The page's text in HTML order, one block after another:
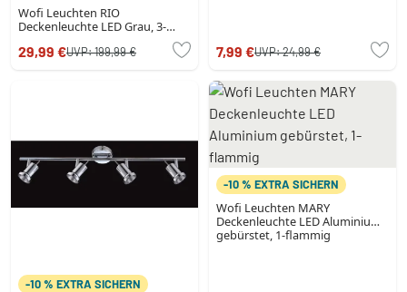
Wofi Leuchten RIO
Deckenleuchte LED Grau, 3-
29,99 €UVP:199,99 € 7,99 €UVP:24,99 €
-10 % EXTRA SICHERN
-10 % EXTRA SICHERN
Wofi Leuchten MARY
Deckenleuchte LED Aluminium
gebürstet, 1-flammig